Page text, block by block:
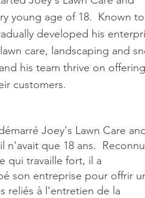
young age of 18. Known
developed his
care, landscaping and
his team thrive on offering
customers.
Joey's Lawn Care
n'avait que 18 ans. Reconnu
qui travaille fort, il a
son entreprise pour offrir
reliés à l'entretien de la